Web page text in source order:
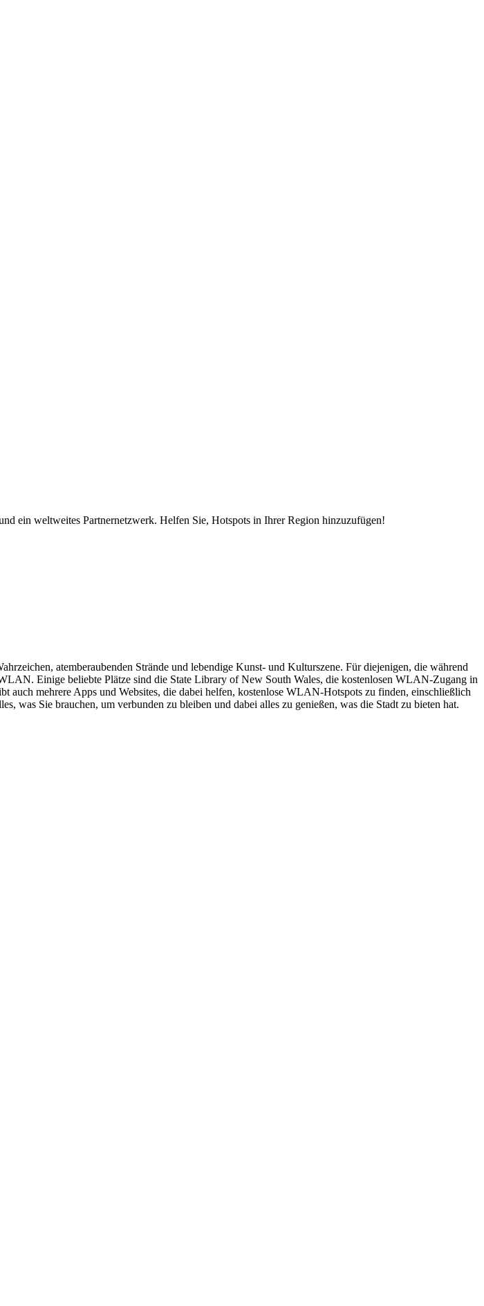
ein weltweites Partnernetzwerk. Helfen Sie, Hotspots in Ihrer Region hinzuzufügen!
atemberaubenden Strände und lebendige Kunst- und Kulturszene. Für diejenigen, die während
Einige beliebte Plätze sind die State Library of New South Wales, die kostenlosen WLAN-Zugang in
mehrere Apps und Websites, die dabei helfen, kostenlose WLAN-Hotspots zu finden, einschließlich
was Sie brauchen, um verbunden zu bleiben und dabei alles zu genießen, was die Stadt zu bieten hat.